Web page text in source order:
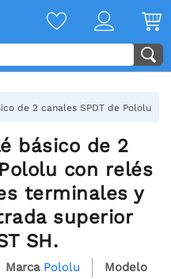
de 2 canales SPDT de Pololu
básico de 2
con relés
terminales y
superior
SH.
Marca Pololu
Modelo